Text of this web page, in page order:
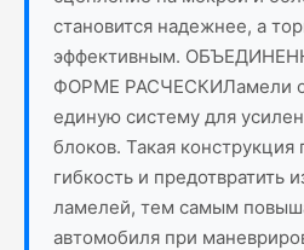
становится надежнее, а
эффективным.
ФОРМЕ РАСЧЕСКИЛамели
единую систему для
блоков. Такая конструкция
гибкость и
ламелей, тем самым
автомобиля при